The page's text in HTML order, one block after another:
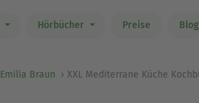
Hörbücher Preise Blog
Emilia Braun XXL Mediterrane Küche